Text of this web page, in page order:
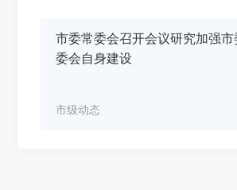
市委常委会召开会议研究加强市
委会自身建设
市级动态